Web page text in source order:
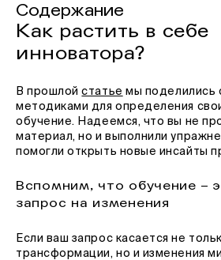
Содержание
Как растить в себе
инноватора?
В прошлойстатье мы поделились
методиками для определения
обучение. Надеемся, что вы не
материал, но и выполнили
помогли открыть новые инсайты
Вспомним, что обучение –
запрос на изменения
Если ваш запрос касается не
трансформации, но и изменения